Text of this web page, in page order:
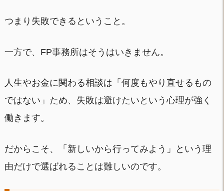
つまり失敗できるということ。
一方で、FP事務所はそうはいきません。
人生やお金に関わる相談は「何度もやり直せるもの
ではない」ため、失敗は避けたいという心理が強く
働きます。
だからこそ、「新しいから行ってみよう」という理
由だけで選ばれることは難しいのです。